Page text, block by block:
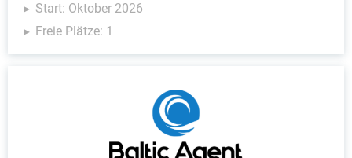
Start: Oktober 2026
Freie Plätze: 1